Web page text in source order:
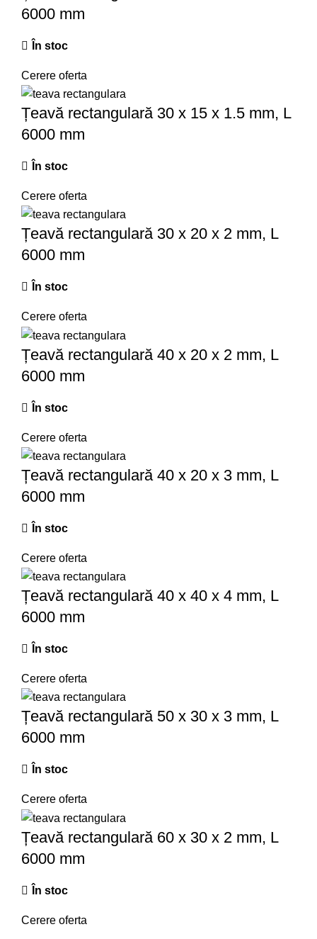
6000 mm
În stoc
Cerere oferta
Țeavă rectangulară 30 x 15 x 1.5 mm, L
6000 mm
În stoc
Cerere oferta
Țeavă rectangulară 30 x 20 x 2 mm, L
6000 mm
În stoc
Cerere oferta
Țeavă rectangulară 40 x 20 x 2 mm, L
6000 mm
În stoc
Cerere oferta
Țeavă rectangulară 40 x 20 x 3 mm, L
6000 mm
În stoc
Cerere oferta
Țeavă rectangulară 40 x 40 x 4 mm, L
6000 mm
În stoc
Cerere oferta
Țeavă rectangulară 50 x 30 x 3 mm, L
6000 mm
În stoc
Cerere oferta
Țeavă rectangulară 60 x 30 x 2 mm, L
6000 mm
În stoc
Cerere oferta